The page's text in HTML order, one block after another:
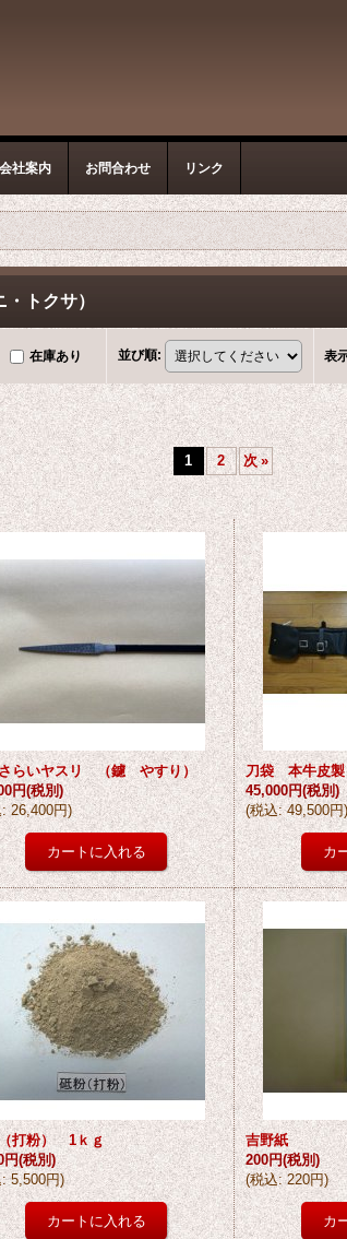
会社案内 お問合わせ リンク
トクサ）
在庫あり 並び順: 表
1 2 次 »
らいヤスリ （鑢 やすり）
円(税別)
: 26,400円)
刀袋 本牛皮製
45,000円(税別)
(税込: 49,500円
打粉） 1ｋｇ
円(税別)
: 5,500円)
吉野紙
200円(税別)
(税込: 220円)